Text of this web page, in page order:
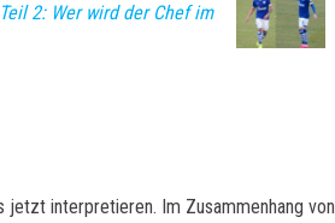
2: Wer wird der Chef im
jetzt interpretieren. Im Zusammenhang von